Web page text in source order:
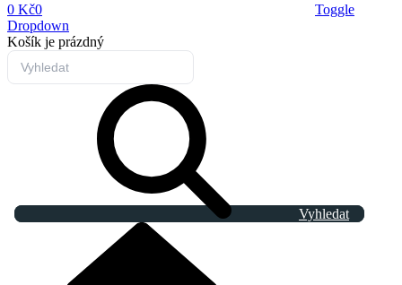
0 Kč0
Toggle
Dropdown
Košík je prázdný
Vyhledat